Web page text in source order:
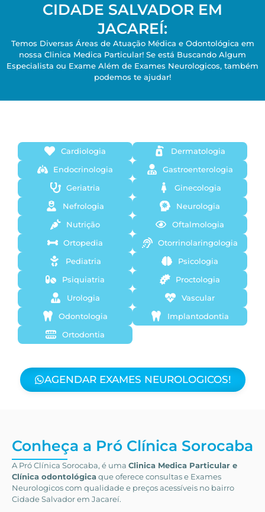
CIDADE SALVADOR EM
JACAREÍ:
Temos Diversas Áreas de Atuação Médica e Odontológica em
nossa Clinica Medica Particular! Se está Buscando Algum
Especialista ou Exame Além de Exames Neurologicos, também
podemos te ajudar!
Cardiologia
Dermatologia
Endocrinologia
Gastroenterologia
Geriatria
Ginecologia
Nefrologia
Neurologia
Nutrição
Oftalmologia
Ortopedia
Otorrinolaringologia
Pediatria
Psicologia
Psiquiatria
Proctologia
Urologia
Vascular
Odontologia
Implantodontia
Ortodontia
AGENDAR EXAMES NEUROLOGICOS!
Conheça a Pró Clínica Sorocaba
A Pró Clínica Sorocaba, é uma Clinica Medica Particular e
Clínica odontológica queoferece consultas e Exames
Neurologicoscom qualidade e preços acessíveis no bairro
Cidade Salvador em Jacareí.